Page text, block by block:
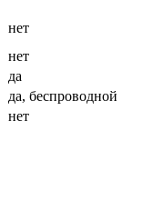
нет
нет
да
да, беспроводной
нет